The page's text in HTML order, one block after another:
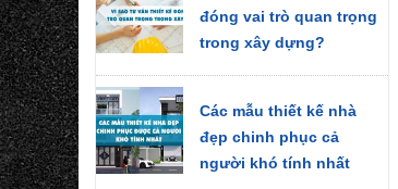
đóng vai trò quan trọng
trong xây dựng?
Các mẫu thiết kế nhà
đẹp chinh phục cả
người khó tính nhất